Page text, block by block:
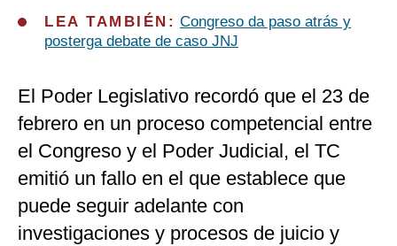
LEA TAMBIÉN: Congreso da paso atrás y
posterga debate de caso JNJ
El Poder Legislativo recordó que el 23 de
febrero en un proceso competencial entre
el Congreso y el Poder Judicial, el TC
emitió un fallo en el que establece que
puede seguir adelante con
investigaciones y procesos de juicio y